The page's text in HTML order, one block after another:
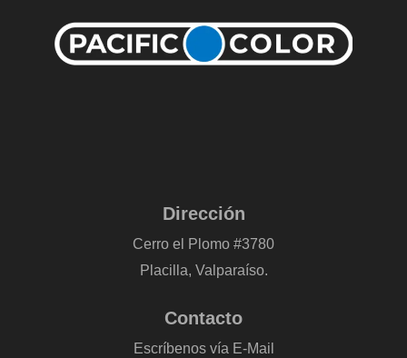
Dirección
Cerro el Plomo #3780
Placilla, Valparaíso.
Contacto
Escríbenos vía E-Mail